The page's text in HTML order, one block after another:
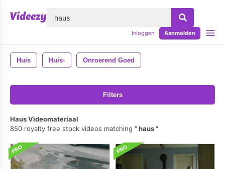
Inloggen Aanmelden
Huis Huis- Onroerend Goed
Filters
Haus Videomateriaal
850 royalty free stock videos matching
haus